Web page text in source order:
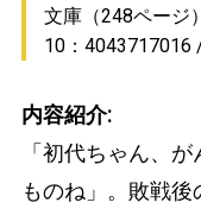
文庫（248ページ
10：4043717016
内容紹介:
「初代ちゃん、
ものね」。敗戦